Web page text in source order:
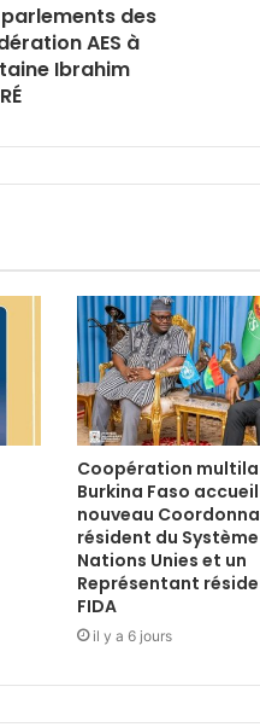
des
AES à
Ibrahim
Coopération
Burkina Faso
nouveau
résident du
Nations Unies et un
Représentant
FIDA
il y a 6 jours